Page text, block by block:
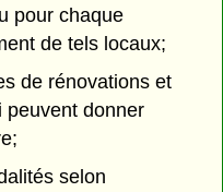
pour chaque
de tels locaux;
de rénovations et
peuvent donner
selon